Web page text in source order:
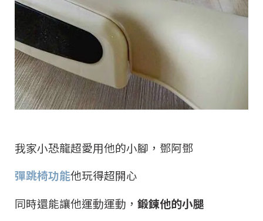
我家小恐龍超愛用他的小腳，鄧阿鄧
彈跳椅功能他玩得超開心
同時還能讓他運動運動， 鍛鍊他的小腿